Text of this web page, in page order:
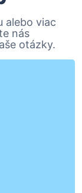
alebo viac
nás
otázky.